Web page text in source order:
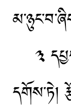
༣
དགོས་ཏེ།